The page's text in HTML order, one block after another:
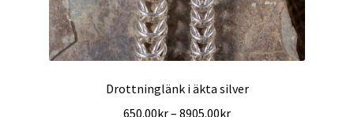
Drottninglänk i äkta silver
650.00kr– 8905.00krPrisintervall: